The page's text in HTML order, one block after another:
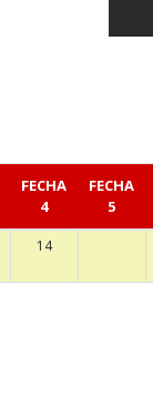
FECHA
4
FECHA
5
14